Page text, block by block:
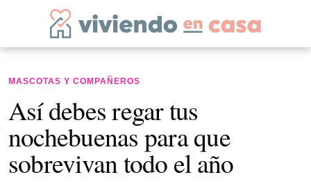
MASCOTAS Y COMPAÑEROS
Así debes regar tus
nochebuenas para que
sobrevivan todo el año